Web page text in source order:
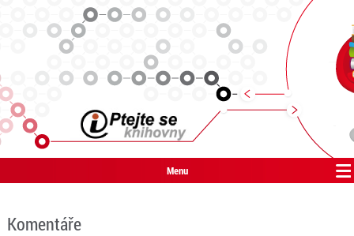
Menu
Komentáře